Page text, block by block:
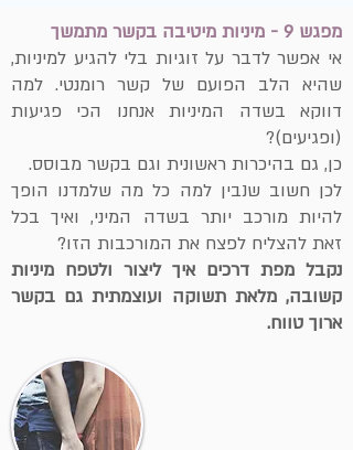
מפגש 9 - מיניות מיטיבה בקשר מתמשך
אי אפשר לדבר על זוגיות בלי להגיע למיניות,
שהיא הלב הפועם של קשר רומנטי. למה
דווקא בשדה המיניות אנחנו הכי פגיעות
(ופגיעים)?
כן, גם בהיכרות ראשונית וגם בקשר מבוסס.
לכן חשוב שנבין למה כל מה שלמדנו הופך
להיות מורכב יותר בשדה המיני, ואיך בכל
זאת להצליח לפצח את המורכבות הזו?
נקבל מפת דרכים איך ליצור ולטפח מיניות
קשובה, מלאת תשוקה ועוצמתית גם בקשר
ארוך טווח.